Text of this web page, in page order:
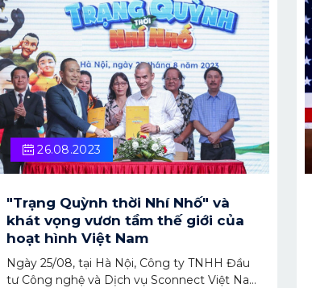
26.08.2023
"Trạng Quỳnh thời Nhí Nhố" và
khát vọng vươn tầm thế giới của
hoạt hình Việt Nam
Ngày 25/08, tại Hà Nội, Công ty TNHH Đầu
tư Công nghệ và Dịch vụ Sconnect Việt Nam